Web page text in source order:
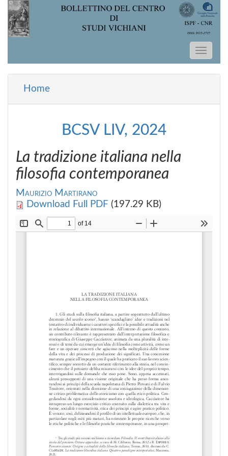
Salta al contenuto principale
Home
BCSV LIV, 2024
La tradizione italiana nella
filosofia contemporanea
Maurizio Martirano
Download Full PDF (197.29 KB)